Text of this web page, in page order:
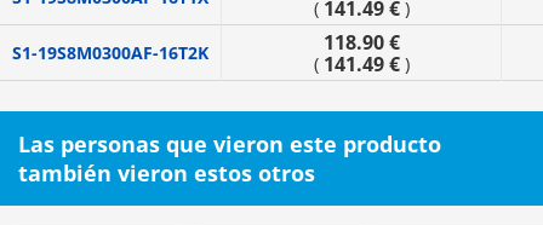
( 141.49 €)
S1-19S8M0300AF-16T2K 118.90 €
( 141.49 €)
Las personas que vieron este producto
también vieron estos otros